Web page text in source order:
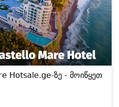
Hotsale.ge-ზე - მოიწყეთ